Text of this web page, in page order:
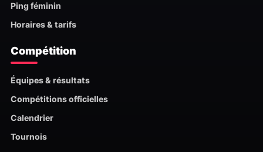
Ping féminin
Horaires & tarifs
Compétition
Équipes & résultats
Compétitions officielles
Calendrier
Tournois